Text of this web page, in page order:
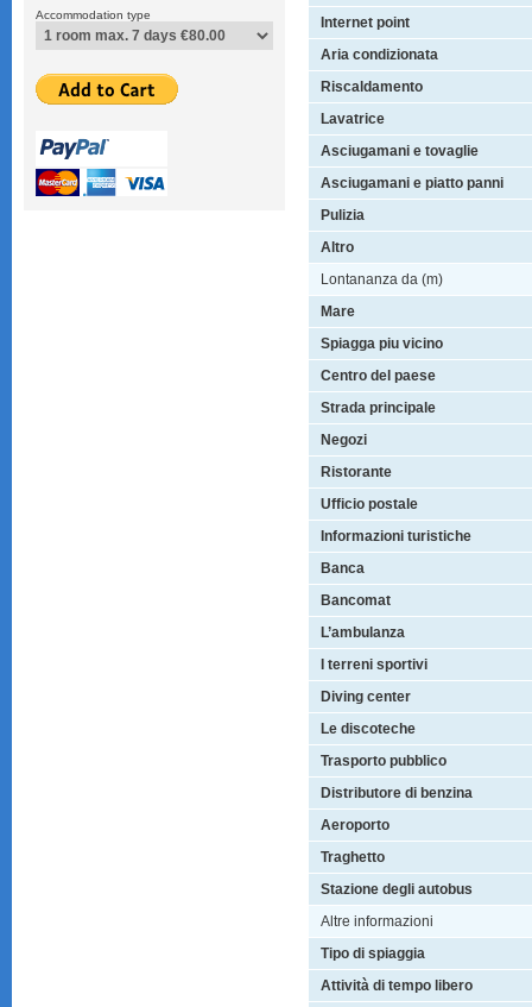
Accommodation type
Internet point
Aria condizionata
Riscaldamento
Lavatrice
Asciugamani e tovaglie
Asciugamani e piatto panni
Pulizia
Altro
Lontananza da (m)
Mare
Spiagga piu vicino
Centro del paese
Strada principale
Negozi
Ristorante
Ufficio postale
Informazioni turistiche
Banca
Bancomat
L’ambulanza
I terreni sportivi
Diving center
Le discoteche
Trasporto pubblico
Distributore di benzina
Aeroporto
Traghetto
Stazione degli autobus
Altre informazioni
Tipo di spiaggia
Attività di tempo libero